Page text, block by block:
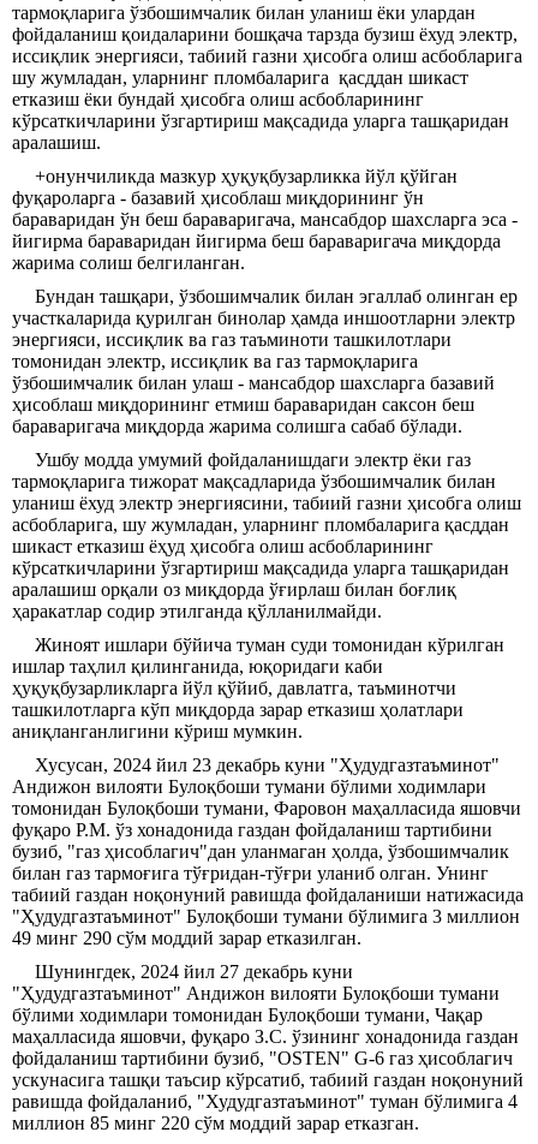
тармоқларига ўзбошимчалик билан уланиш ёки улардан
фойдаланиш қоидаларини бошқача тарзда бузиш ёхуд электр,
иссиқлик энергияси, табиий газни ҳисобга олиш асбобларига
шу жумладан, уларнинг пломбаларига қасддан шикаст
етказиш ёки бундай ҳисобга олиш асбобларининг
кўрсаткичларини ўзгартириш мақсадида уларга ташқаридан
аралашиш.
+онунчиликда мазкур ҳуқуқбузарликка йўл қўйган
фуқароларга - базавий ҳисоблаш миқдорининг ўн
бараваридан ўн беш бараваригача, мансабдор шахсларга эса -
йигирма бараваридан йигирма беш бараваригача миқдорда
жарима солиш белгиланган.
Бундан ташқари, ўзбошимчалик билан эгаллаб олинган ер
участкаларида қурилган бинолар ҳамда иншоотларни электр
энергияси, иссиқлик ва газ таъминоти ташкилотлари
томонидан электр, иссиқлик ва газ тармоқларига
ўзбошимчалик билан улаш - мансабдор шахсларга базавий
ҳисоблаш миқдорининг етмиш бараваридан саксон беш
бараваригача миқдорда жарима солишга сабаб бўлади.
Ушбу модда умумий фойдаланишдаги электр ёки газ
тармоқларига тижорат мақсадларида ўзбошимчалик билан
уланиш ёхуд электр энергиясини, табиий газни ҳисобга олиш
асбобларига, шу жумладан, уларнинг пломбаларига қасддан
шикаст етказиш ёҳуд ҳисобга олиш асбобларининг
кўрсаткичларини ўзгартириш мақсадида уларга ташқаридан
аралашиш орқали оз миқдорда ўғирлаш билан боғлиқ
ҳаракатлар содир этилганда қўлланилмайди.
Жиноят ишлари бўйича туман суди томонидан кўрилган
ишлар таҳлил қилинганида, юқоридаги каби
ҳуқуқбузарликларга йўл қўйиб, давлатга, таъминотчи
ташкилотларга кўп миқдорда зарар етказиш ҳолатлари
аниқланганлигини кўриш мумкин.
Хусусан, 2024 йил 23 декабрь куни "Ҳудудгазтаъминот"
Андижон вилояти Булоқбоши тумани бўлими ходимлари
томонидан Булоқбоши тумани, Фаровон маҳалласида яшовчи
фуқаро Р.М. ўз хонадонида газдан фойдаланиш тартибини
бузиб, "газ ҳисоблагич"дан уланмаган ҳолда, ўзбошимчалик
билан газ тармоғига тўғридан-тўғри уланиб олган. Унинг
табиий газдан ноқонуний равишда фойдаланиши натижасида
"Ҳудудгазтаъминот" Булоқбоши тумани бўлимига 3 миллион
49 минг 290 сўм моддий зарар етказилган.
Шунингдек, 2024 йил 27 декабрь куни
"Ҳудудгазтаъминот" Андижон вилояти Булоқбоши тумани
бўлими ходимлари томонидан Булоқбоши тумани, Чақар
маҳалласида яшовчи, фуқаро З.С. ўзининг хонадонида газдан
фойдаланиш тартибини бузиб, "OSTEN" G-6 газ ҳисоблагич
ускунасига ташқи таъсир кўрсатиб, табиий газдан ноқонуний
равишда фойдаланиб, "Худудгазтаъминот" туман бўлимига 4
миллион 85 минг 220 сўм моддий зарар етказган.